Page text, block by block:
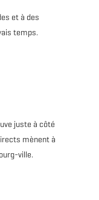
et à des
temps.
juste à côté
mènent à
ville.